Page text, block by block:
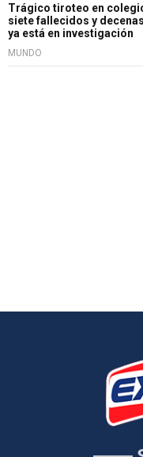
Trágico tiroteo en
siete fallecidos y
ya está en investigación
MUNDO